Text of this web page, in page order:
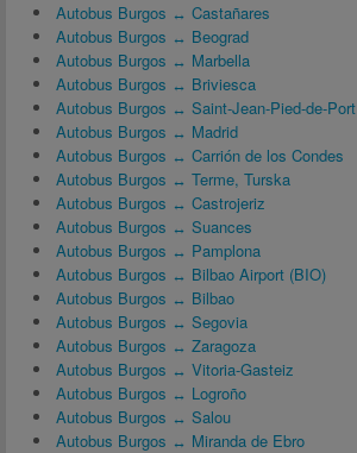
Autobus Burgos ↔ Castañares
Autobus Burgos ↔ Beograd
Autobus Burgos ↔ Marbella
Autobus Burgos ↔ Briviesca
Autobus Burgos ↔ Saint-Jean-Pied-de-Port
Autobus Burgos ↔ Madrid
Autobus Burgos ↔ Carrión de los Condes
Autobus Burgos ↔ Terme, Turska
Autobus Burgos ↔ Castrojeriz
Autobus Burgos ↔ Suances
Autobus Burgos ↔ Pamplona
Autobus Burgos ↔ Bilbao Airport (BIO)
Autobus Burgos ↔ Bilbao
Autobus Burgos ↔ Segovia
Autobus Burgos ↔ Zaragoza
Autobus Burgos ↔ Vitoria-Gasteiz
Autobus Burgos ↔ Logroño
Autobus Burgos ↔ Salou
Autobus Burgos ↔ Miranda de Ebro